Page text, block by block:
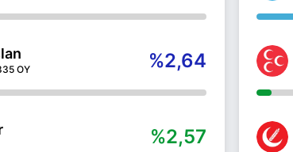
OY %2,64
%2,57